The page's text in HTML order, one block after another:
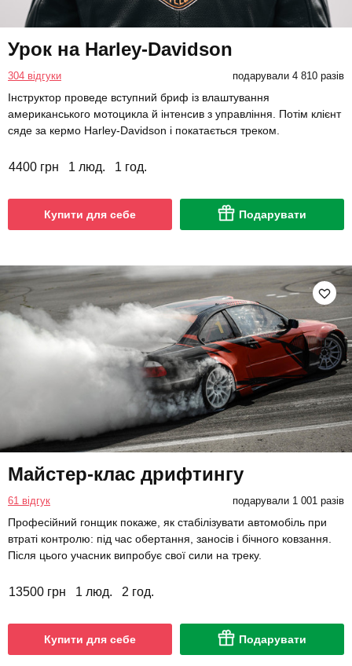
Урок на Harley-Davidson
304 відгуки подарували 4 810 разів
Інструктор проведе вступний бриф із влаштування
американського мотоцикла й інтенсив з управління. Потім клієнт
сяде за кермо Harley-Davidson і покатається треком.
4400 грн 1 люд. 1 год.
Купити для себе Подарувати
Майстер-клас дрифтингу
61 відгук подарували 1 001 разів
Професійний гонщик покаже, як стабілізувати автомобіль при
втраті контролю: під час обертання, заносів і бічного ковзання.
Після цього учасник випробує свої сили на треку.
13500 грн 1 люд. 2 год.
Купити для себе Подарувати